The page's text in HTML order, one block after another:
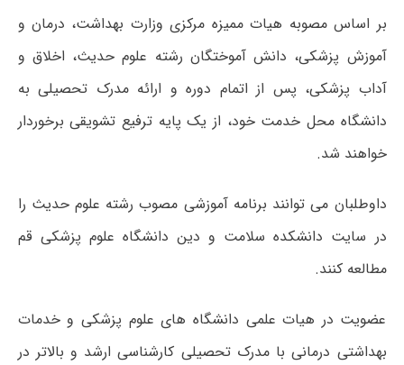
بر اساس مصوبه هیات ممیزه مرکزی وزارت بهداشت، درمان و
آموزش پزشکی، دانش آموختگان رشته علوم حدیث، اخلاق و
آداب پزشکی، پس از اتمام دوره و ارائه مدرک تحصیلی به
دانشگاه محل خدمت خود، از یک پایه ترفیع تشویقی برخوردار
خواهند شد.
داوطلبان می توانند برنامه آموزشی مصوب رشته علوم حدیث را
در سایت دانشکده سلامت و دین دانشگاه علوم پزشکی قم
مطالعه کنند.
عضویت در هیات علمی دانشگاه های علوم پزشکی و خدمات
بهداشتی درمانی با مدرک تحصیلی کارشناسی ارشد و بالاتر در